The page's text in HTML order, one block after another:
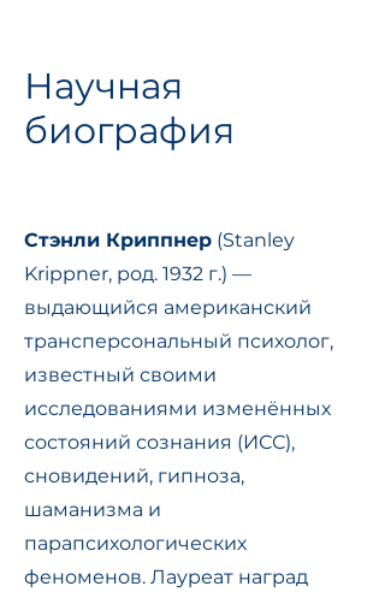
Научная
биография
Стэнли Криппнер (Stanley
Krippner, род. 1932 г.) —
выдающийся американский
трансперсональный психолог,
известный своими
исследованиями изменённых
состояний сознания (ИСС),
сновидений, гипноза,
шаманизма и
парапсихологических
феноменов. Лауреат наград